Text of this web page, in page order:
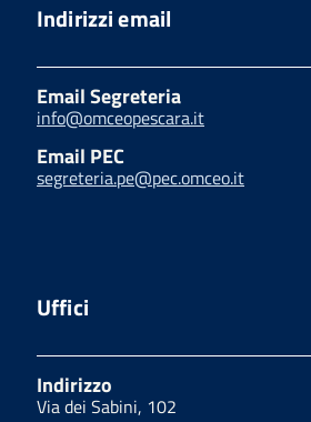
Indirizzi email
Email Segreteria
info@omceopescara.it
Email PEC
segreteria.pe@pec.omceo.it
Uffici
Indirizzo
Via dei Sabini, 102